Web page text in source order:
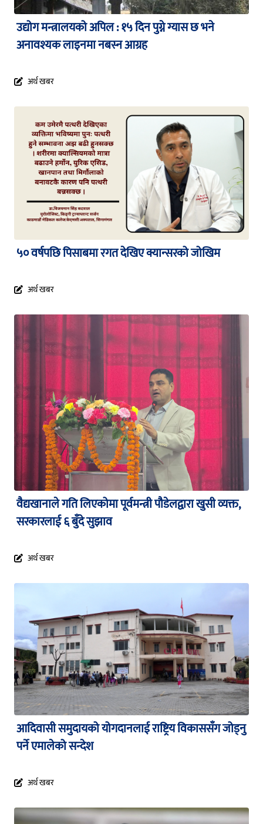
उद्योग मन्त्रालयको अपिल : १५ दिन पुग्ने ग्यास छ भने
अनावश्यक लाइनमा नबस्न आग्रह
अर्थ खबर
५० वर्षपछि पिसाबमा रगत देखिए क्यान्सरको जोखिम
अर्थ खबर
वैद्यखानाले गति लिएकोमा पूर्वमन्त्री पौडेलद्वारा खुसी व्यक्त,
सरकारलाई ६ बुँदे सुझाव
अर्थ खबर
आदिवासी समुदायको योगदानलाई राष्ट्रिय विकाससँग जोड्नु
पर्ने एमालेको सन्देश
अर्थ खबर